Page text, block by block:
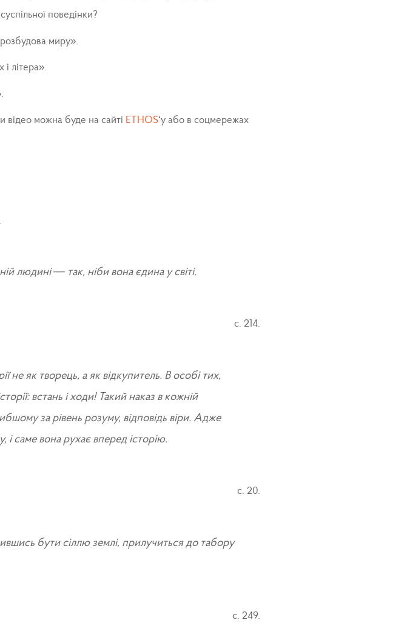
поведінки?
миру».
літера».
відео можна буде на сайті ETHOS‘у або в соцмережах
людині — так, ніби вона єдина у світі.
с. 214.
не як творець, а як відкупитель. В особі тих,
встань і ходи! Такий наказ в кожній
за рівень розуму, відповідь віри. Адже
і саме вона рухає вперед історію.
с. 20.
бути сіллю землі, прилучиться до табору
с. 249.